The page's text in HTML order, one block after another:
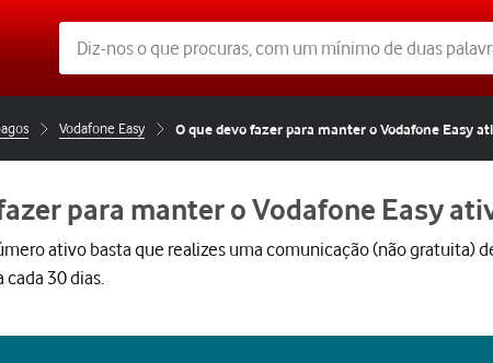
Vodafone Easy O que devo fazer para manter o Vodafone Easy
para manter o Vodafone Easy
ativo basta que realizes uma comunicação (não
30 dias.